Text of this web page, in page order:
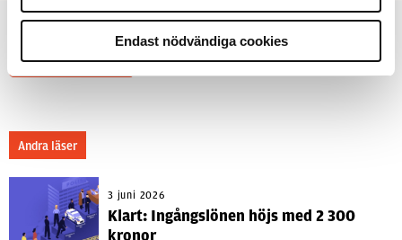
Endast nödvändiga cookies
Andra läser
3 juni 2026
Klart: Ingångslönen höjs med 2 300
kronor